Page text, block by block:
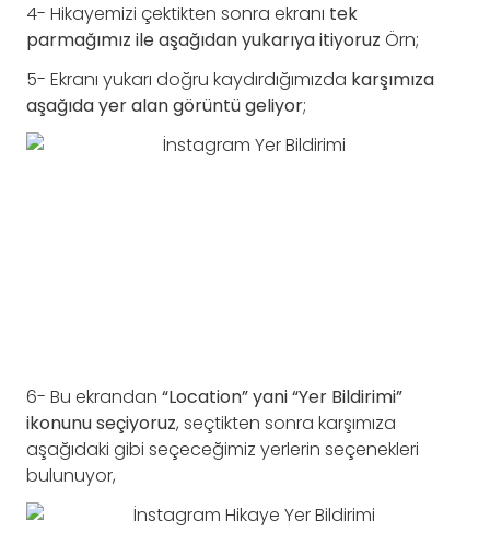
4- Hikayemizi çektikten sonra ekranı tek
parmağımız ile aşağıdan yukarıya itiyoruz Örn;
5- Ekranı yukarı doğru kaydırdığımızda karşımıza
aşağıda yer alan görüntü geliyor;
6- Bu ekrandan “Location” yani “Yer Bildirimi”
ikonunu seçiyoruz, seçtikten sonra karşımıza
aşağıdaki gibi seçeceğimiz yerlerin seçenekleri
bulunuyor,